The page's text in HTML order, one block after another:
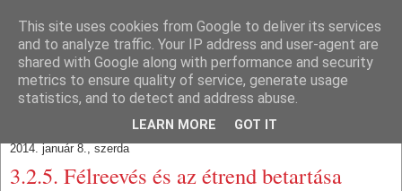
Train With Brain
Agyból és izomból.
2014. január 8., szerda
3.2.5. Félreevés és az étrend betartása
This site uses cookies from Google to deliver its services
and to analyze traffic. Your IP address and user-agent are
shared with Google along with performance and security
metrics to ensure quality of service, generate usage
statistics, and to detect and address abuse.
LEARN MORE GOT IT